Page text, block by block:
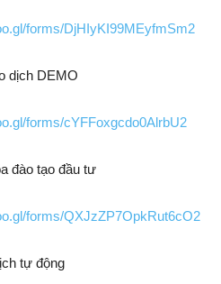
forms/DjHIyKI99MEyfmSm2
dịch DEMO
forms/cYFFoxgcdo0AlrbU2
đào tạo đầu tư
forms/QXJzZP7OpkRut6cO2
tự động